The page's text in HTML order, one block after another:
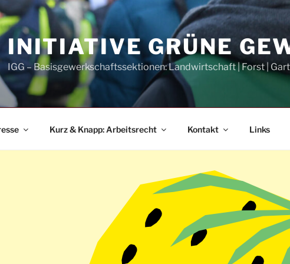
INITIATIVE GRÜNE
IGG – Basisgewerkschaftssektionen: Landwirtschaft | Forst |
Kurz & Knapp: Arbeitsrecht Kontakt Links